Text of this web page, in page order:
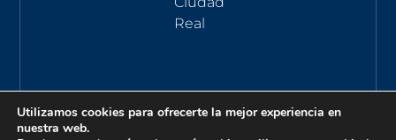
Real
Utilizamos cookies para ofrecerte la mejor experiencia en
nuestra web.